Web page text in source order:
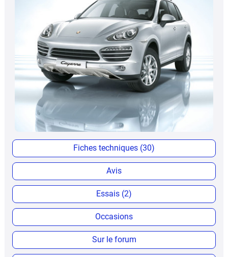
Fiches techniques (30)
Avis
Essais (2)
Occasions
Sur le forum